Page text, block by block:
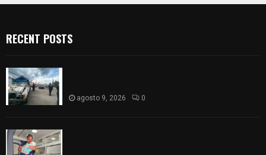
RECENT POSTS
agosto 9, 2026 0